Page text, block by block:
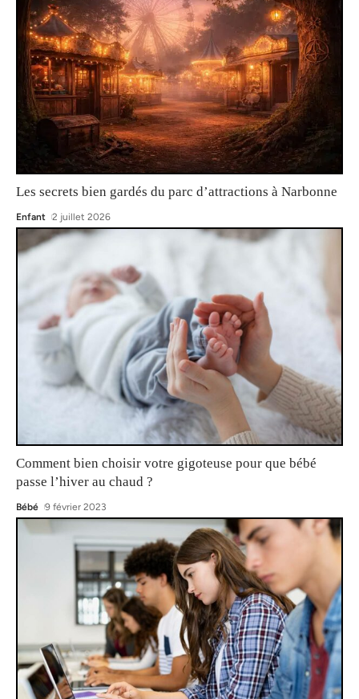
Les secrets bien gardés du parc d’attractions à Narbonne
Enfant 2 juillet 2026
Comment bien choisir votre gigoteuse pour que bébé
passe l’hiver au chaud ?
Bébé 9 février 2023